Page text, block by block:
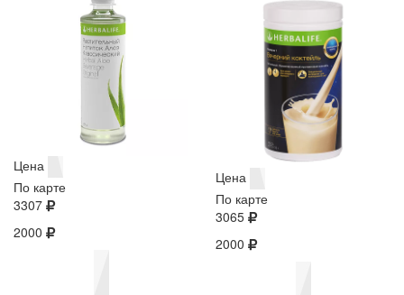
Цена
По карте
3307
2000
Цена
По карте
3065
2000